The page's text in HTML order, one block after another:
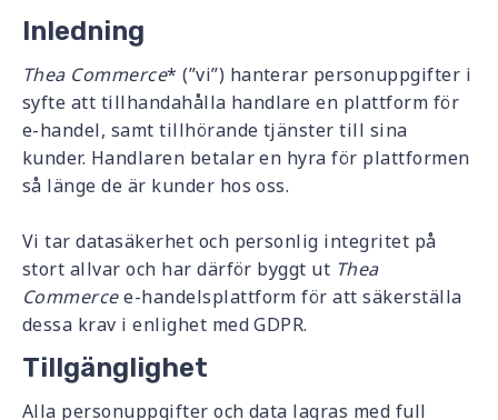
Inledning
Thea Commerce* (”vi”) hanterar personuppgifter i
syfte att tillhandahålla handlare en plattform för
e-handel, samt tillhörande tjänster till sina
kunder. Handlaren betalar en hyra för plattformen
så länge de är kunder hos oss.
Vi tar datasäkerhet och personlig integritet på
stort allvar och har därför byggt ut Thea
Commercee-handelsplattform för att säkerställa
dessa krav i enlighet med GDPR.
Tillgänglighet
Alla personuppgifter och data lagras med full